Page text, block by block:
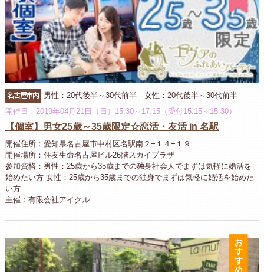
名古屋市内
男性：20代後半～30代前半 女性：20代後半～30代前半
開催日：2019年04月21日（日）15:30～17:15（受付15:15～15:30）
【個室】男女25歳～35歳限定☆恋活・友活 in 名駅
開催住所：愛知県名古屋市中村区名駅南２−１４−１９
開催場所：住友生命名古屋ビル26階スカイプラザ
参加資格：男性：25歳から35歳までの独身社会人でまずは気軽に婚活を
始めたい方 女性：25歳から35歳までの独身でまずは気軽に婚活を始めた
い方
主催：有限会社アイクル
お